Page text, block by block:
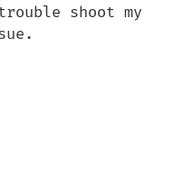
shoot my